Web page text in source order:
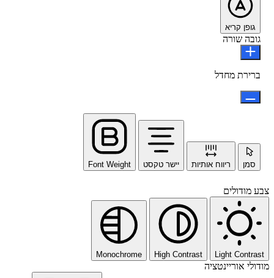
גופן קריא
גובה שורה
ברירת מחדל
סמן ריווח אותיות יישר טקסט Font Weight
צבע מודולים
Light Contrast
High Contrast
Monochrome
מודולי אוריינטציה